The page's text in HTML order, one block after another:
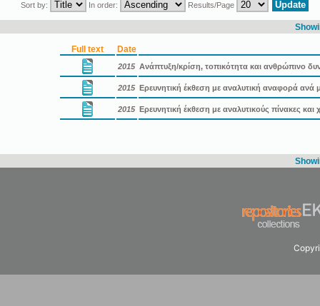
Sort by: In order: Results/Page
Full text Date
2015 Ανάπτυξη/κρίση, τοπικότητα και ανθρώπινο
2015 Ερευνητική έκθεση με αναλυτική αναφορά ανά
2015 Ερευνητική έκθεση με αναλυτικούς πίνακες